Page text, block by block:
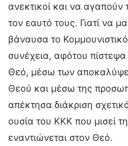
ανεκτικοί και να
τον εαυτό τους. Γιατί να
βάναυσα το
συνέχεια, αφότου
Θεό, μέσω των
Θεού και μέσω της
απέκτησα διάκριση
ουσία του ΚΚΚ που μισεί
εναντιώνεται στον Θεό.